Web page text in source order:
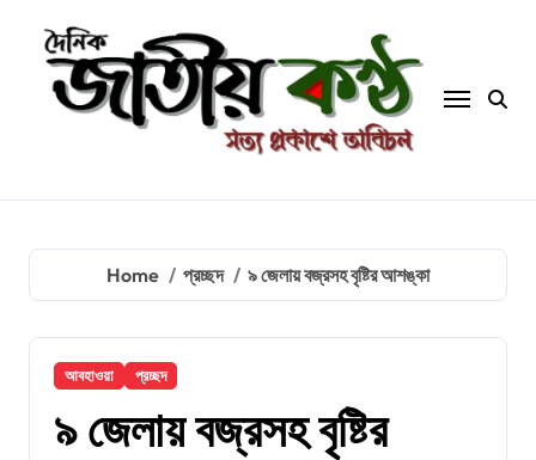
content
Home প্রচ্ছদ ৯ জেলায় বজ্রসহ বৃষ্টির আশঙ্কা
আবহাওয়া প্রচ্ছদ
৯ জেলায় বজ্রসহ বৃষ্টির